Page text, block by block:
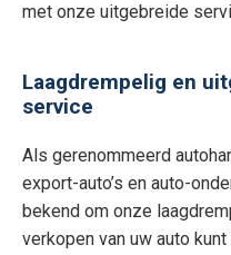
met onze uitgebreide
Laagdrempelig en
service
Als gerenommeerd
export-auto’s en auto-
bekend om onze
verkopen van uw auto kunt